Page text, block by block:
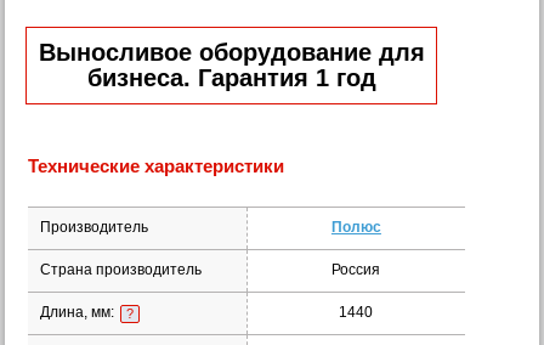
Выносливое оборудование для
бизнеса. Гарантия 1 год
Технические характеристики
Производитель Полюс
Страна производитель Россия
Длина, мм: ? 1440